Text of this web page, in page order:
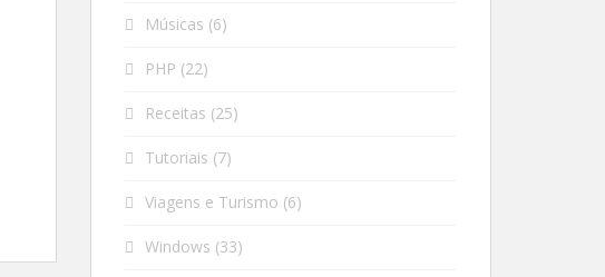
Músicas (6)
PHP (22)
Receitas (25)
Tutoriais (7)
Viagens e Turismo (6)
Windows (33)